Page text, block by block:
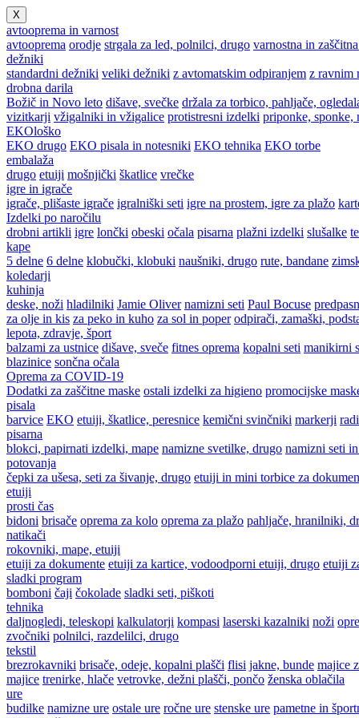
X
avtooprema in varnost
avtooprema orodje strgala za led, polnilci, drugo varnostna in
dežniki
standardni dežniki veliki dežniki z avtomatskim odpiranjem z ravnim
drobna darila
Božič in Novo leto dišave, svečke držala za torbico, pahljače,
vizitkarji vžigalniki in vžigalice protistresni izdelki priponke, sponke,
EKOloško
EKO drugo EKO pisala in notesniki EKO tehnika EKO torbe
embalaža
drugo etuiji mošnjički škatlice vrečke
igre in igrače
igrače, plišaste igrače igralniški seti igre na prostem, igre za plažo
Izdelki po naročilu
drobni artikli igre lončki obeski očala pisarna plažni izdelki slušalke
kape
5 delne 6 delne klobučki, klobuki naušniki, drugo rute, bandane
koledarji
kuhinja
deske, noži hladilniki Jamie Oliver namizni seti Paul Bocuse
za olje in kis za peko in kuho za sol in poper odpirači, zamaški,
lepota, zdravje, šport
balzami za ustnice dišave, sveče fitnes oprema kopalni seti manikirni
blazinice sončna očala
Oprema za COVID-19
Dodatki za zaščitne maske ostali izdelki za higieno promocijske
pisala
barvice EKO etuiji, škatlice, peresnice kemični svinčniki markerji
pisarna
blokci, papirnati izdelki, mape namizne svetilke, drugo namizni seti
potovanja
čepki za ušesa, seti za šivanje, drugo etuiji in mini torbice za
etuiji
prosti čas
bidoni brisače oprema za kolo oprema za plažo pahljače, hranilniki,
natikači
rokovniki, mape, etuiji
etuiji za dokumente etuiji za kartice, vodoodporni etuiji, drugo etuiji
sladki program
bomboni čaji čokolade sladki seti, piškoti
tehnika
daljnogledi, teleskopi kalkulatorji kompasi laserski kazalniki noži
zvočniki polnilci, razdelilci, drugo
tekstil
brezrokavniki brisače, odeje, kopalni plašči flisi jakne, bunde majice
majice trenirke, hlače vetrovke, dežni plašči, pončo ženska oblačila
ure
budilke namizne ure ostale ure ročne ure stenske ure pametne in